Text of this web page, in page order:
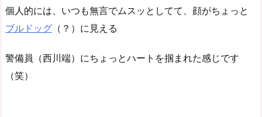
個人的には、いつも無言でムスッとしてて、顔がちょっと
ブルドッグ （？）に見える
警備員（西川端）にちょっとハートを掴まれた感じです
（笑）